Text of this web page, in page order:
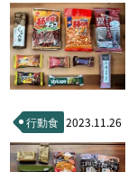
行動食 2023.11.26